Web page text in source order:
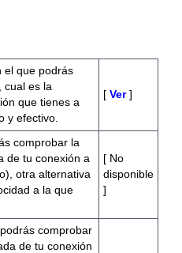
el que podrás
cual es la
que tienes a
y efectivo.
[ Ver]
comprobar la
de tu conexión a
otra alternativa
a la que
[ No
disponible
]
comprobar
de tu conexión